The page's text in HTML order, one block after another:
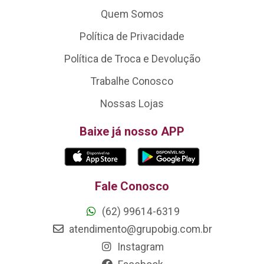
Quem Somos
Política de Privacidade
Política de Troca e Devolução
Trabalhe Conosco
Nossas Lojas
Baixe já nosso APP
Fale Conosco
(62) 99614-6319
atendimento@grupobig.com.br
Instagram